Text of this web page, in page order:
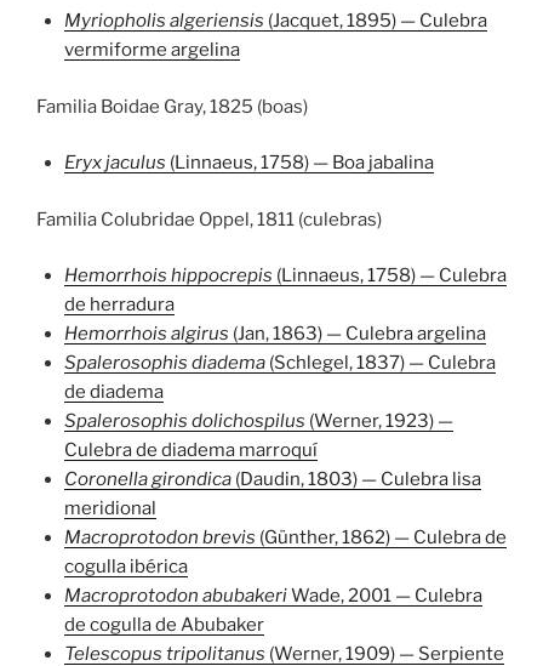
Myriopholis algeriensis (Jacquet, 1895) — Culebra
vermiforme argelina
Familia Boidae Gray, 1825 (boas)
Eryx jaculus (Linnaeus, 1758) — Boa jabalina
Familia Colubridae Oppel, 1811 (culebras)
Hemorrhois hippocrepis (Linnaeus, 1758) — Culebra
de herradura
Hemorrhois algirus (Jan, 1863) — Culebra argelina
Spalerosophis diadema(Schlegel, 1837) — Culebra
de diadema
Spalerosophis dolichospilus (Werner, 1923) —
Culebra de diadema marroquí
Coronella girondica (Daudin, 1803) — Culebra lisa
meridional
Macroprotodon brevis (Günther, 1862) — Culebra de
cogulla ibérica
Macroprotodon abubakeriWade, 2001 — Culebra
de cogulla de Abubaker
Telescopus tripolitanus (Werner, 1909) — Serpiente